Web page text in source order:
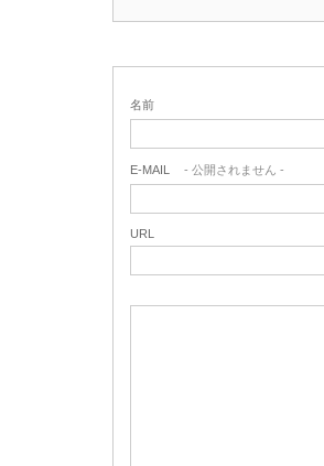
名前
E-MAIL - 公開されません -
URL